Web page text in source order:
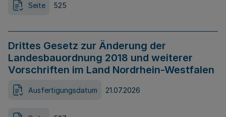
Seite 525
Drittes Gesetz zur Änderung der
Landesbauordnung 2018 und weiterer
Vorschriften im Land Nordrhein-Westfalen
Ausfertigungsdatum 21.07.2026